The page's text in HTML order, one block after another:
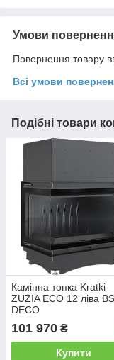
Умови
Повернення товару
Всі умови
Подібні товари
Камінна топка Kratki
ZUZIA ECO 12 ліва BS
DECO
101 970 ₴
Купити